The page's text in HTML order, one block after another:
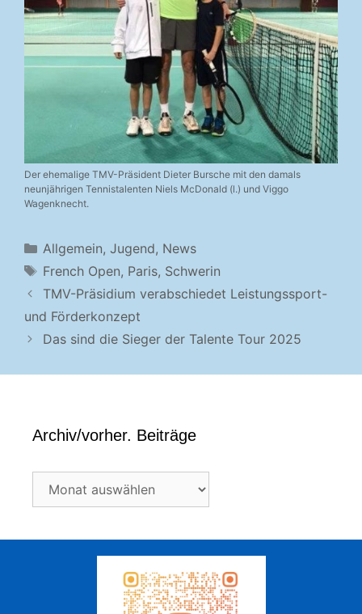
Der ehemalige TMV-Präsident Dieter Bursche mit den damals
neunjährigen Tennistalenten Niels McDonald (l.) und Viggo
Wagenknecht.
Kategorien
Allgemein, Jugend, News
Schlagwörter
French Open, Paris, Schwerin
TMV-Präsidium verabschiedet Leistungssport-
und Förderkonzept
Das sind die Sieger der Talente Tour 2025
Archiv/vorher. Beiträge
Beiträge